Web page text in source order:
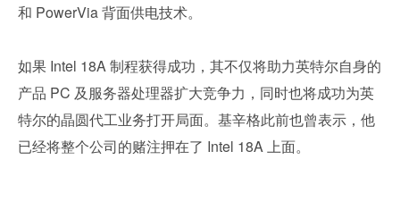
和 PowerVia 背面供电技术。
如果 Intel 18A 制程获得成功，其不仅将助力英特尔自身的
产品 PC 及服务器处理器扩大竞争力，同时也将成功为英
特尔的晶圆代工业务打开局面。基辛格此前也曾表示，他
已经将整个公司的赌注押在了 Intel 18A 上面。